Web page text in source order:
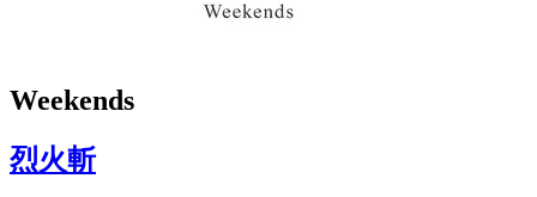
Weekends
烈火斬